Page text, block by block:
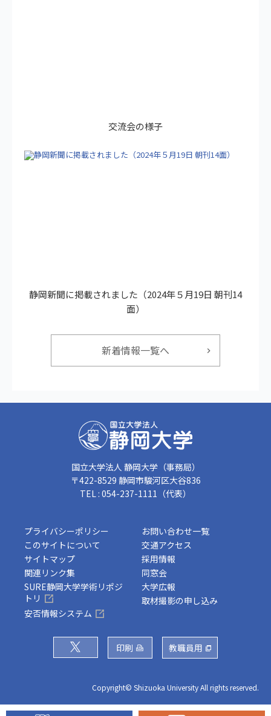
交流会の様子
静岡新聞に掲載されました（2024年５月19日 朝刊14
面）
新着情報一覧へ
国立大学法人 静岡大学（事務局）
〒422-8529 静岡市駿河区大谷836
TEL : 054-237-1111（代表）
プライバシーポリシー
このサイトについて
サイトマップ
関連リンク集
お問い合わせ一覧
交通アクセス
採用情報
同窓会
SURE静岡大学学術リポジ
トリ
安否情報システム
大学広報
取材撮影の申し込み
印刷 教職員用
Copyright© Shizuoka University All rights reserved.